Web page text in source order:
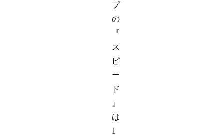
プ
の
『
ス
ピ
ー
ド
』
は
1